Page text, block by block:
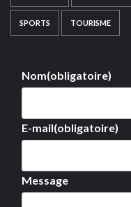
SPORTS TOURISME
Nom(obligatoire)
E-mail(obligatoire)
Message